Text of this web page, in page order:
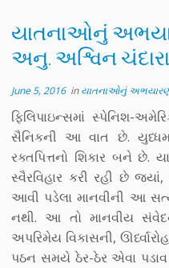
યાતનાઓનું
અનુ. અશ્વિન
June 5, 2016inયાતનાઓનું
ફિલિપાઇન્સમાં સ્પેનિશ-
સૈનિકની આ વાત છે.
રક્તપિત્તનો શિકાર બને
સ્વૈરવિહાર કરી રહી છે
આવી પડેલા માનવીની આ
નથી. આ તો માનવીય
અપરિમેય વિકાસની,
પઠન સમયે ઠેર-ઠેર એવા